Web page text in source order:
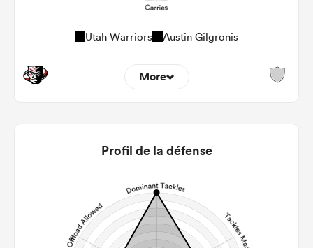
Utah Warriors Austin Gilgronis
More
22m Conversion
Carries
Kicks
Profil de la défense